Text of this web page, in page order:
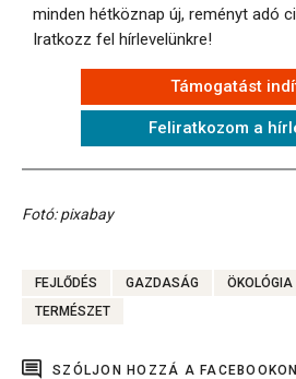
minden hétköznap új, reményt adó
Iratkozz fel hírlevelünkre!
Támogatást
Feliratkozom a
Fotó: pixabay
FEJLŐDÉS GAZDASÁG ÖKOLÓGIA
TERMÉSZET
SZÓLJON HOZZÁ A